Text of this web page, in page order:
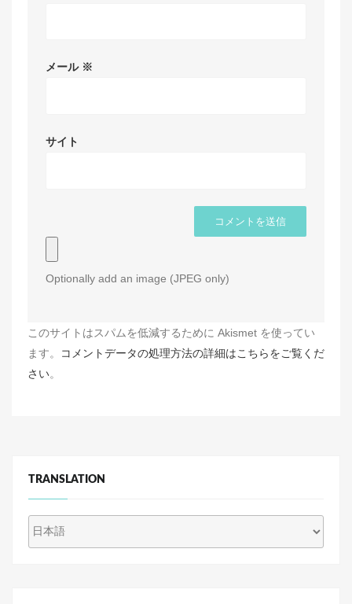
メール ※
サイト
Optionally add an image (JPEG only)
このサイトはスパムを低減するために Akismet を使ってい
ます。
コメントデータの処理方法の詳細はこちらをご覧くだ
さい。
TRANSLATION